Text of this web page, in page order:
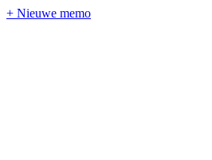
+ Nieuwe memo